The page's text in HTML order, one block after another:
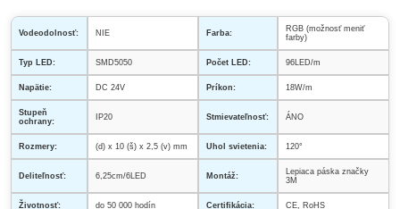
Vodeodolnosť: NIE Farba:
RGB (možnosť meniť
farby)
Typ LED: SMD5050 Počet LED: 96LED/m
Napätie: DC 24V Príkon: 18W/m
Stupeň
ochrany:
IP20 Stmievateľnosť: ÁNO
Rozmery: (d) x 10 (š) x 2,5 (v) mm Uhol svietenia: 120°
Deliteľnosť: 6,25cm/6LED Montáž:
Lepiaca páska značky
3M
Životnosť: do 50 000 hodín Certifikácia: CE, RoHS